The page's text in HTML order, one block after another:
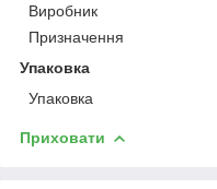
Виробник
Призначення
Упаковка
Упаковка
Приховати